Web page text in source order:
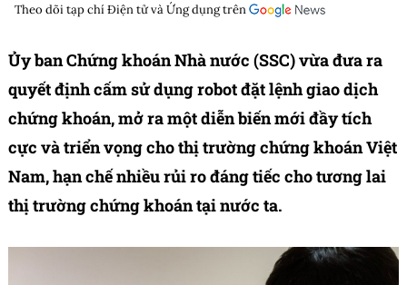
Theo dõi tạp chíĐiện tử và Ứng dụngtrên
Ủy ban Chứng khoán Nhà nước (SSC) vừa đưa ra
quyết định cấm sử dụng robot đặt lệnh giao dịch
chứng khoán, mở ra một diễn biến mới đầy tích
cực và triển vọng cho thị trường chứng khoán Việt
Nam, hạn chế nhiều rủi ro đáng tiếc cho tương lai
thị trường chứng khoán tại nước ta.